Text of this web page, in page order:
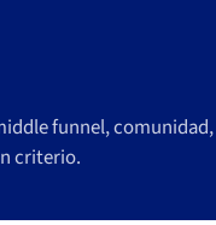
funnel, comunidad,
criterio.